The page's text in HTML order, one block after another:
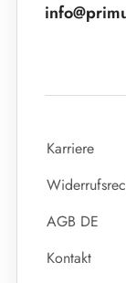
Karriere
AGB DE
Kontakt